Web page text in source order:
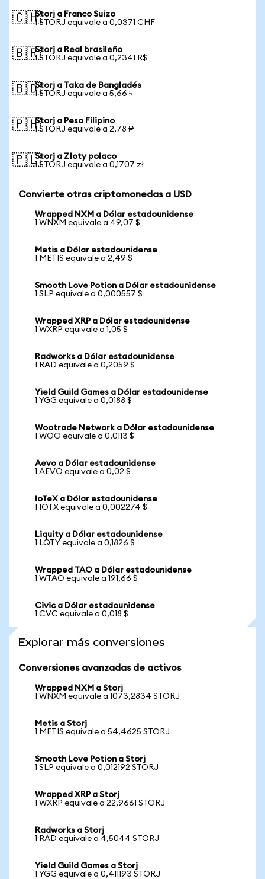
🇨🇭Storj a Franco Suizo
1 STORJ equivale a 0,0371 CHF
🇧🇷Storj a Real brasileño
1 STORJ equivale a 0,2341 R$
🇧🇩Storj a Taka de Bangladés
1 STORJ equivale a 5,66 ৳
🇵🇭Storj a Peso Filipino
1 STORJ equivale a 2,78 ₱
🇵🇱Storj a Złoty polaco
1 STORJ equivale a 0,1707 zł
Convierte otras criptomonedas a USD
Wrapped NXM a Dólar estadounidense
1 WNXM equivale a 49,07 $
Metis a Dólar estadounidense
1 METIS equivale a 2,49 $
Smooth Love Potion a Dólar estadounidense
1 SLP equivale a 0,000557 $
Wrapped XRP a Dólar estadounidense
1 WXRP equivale a 1,05 $
Radworks a Dólar estadounidense
1 RAD equivale a 0,2059 $
Yield Guild Games a Dólar estadounidense
1 YGG equivale a 0,0188 $
Wootrade Network a Dólar estadounidense
1 WOO equivale a 0,0113 $
Aevo a Dólar estadounidense
1 AEVO equivale a 0,02 $
IoTeX a Dólar estadounidense
1 IOTX equivale a 0,002274 $
Liquity a Dólar estadounidense
1 LQTY equivale a 0,1826 $
Wrapped TAO a Dólar estadounidense
1 WTAO equivale a 191,66 $
Civic a Dólar estadounidense
1 CVC equivale a 0,018 $
Explorar más conversiones
Conversiones avanzadas de activos
Wrapped NXM a Storj
1 WNXM equivale a 1073,2834 STORJ
Metis a Storj
1 METIS equivale a 54,4625 STORJ
Smooth Love Potion a Storj
1 SLP equivale a 0,012192 STORJ
Wrapped XRP a Storj
1 WXRP equivale a 22,9661 STORJ
Radworks a Storj
1 RAD equivale a 4,5044 STORJ
Yield Guild Games a Storj
1 YGG equivale a 0,411193 STORJ